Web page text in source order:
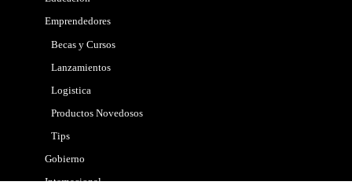
Emprendedores
Becas y Cursos
Lanzamientos
Logistica
Productos Novedosos
Tips
Gobierno
Internacional